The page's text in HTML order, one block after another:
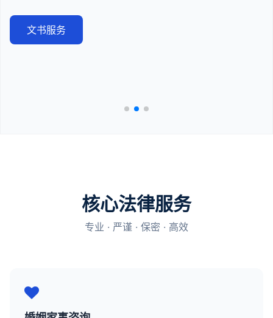
文书服务
核心法律服务
专业 · 严谨 · 保密 · 高效